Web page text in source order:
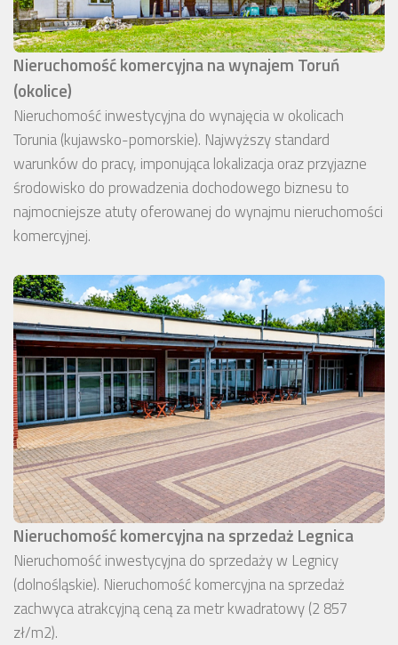
Nieruchomość komercyjna na wynajem Toruń
(okolice)
Nieruchomość inwestycyjna do wynajęcia w okolicach
Torunia (kujawsko-pomorskie). Najwyższy standard
warunków do pracy, imponująca lokalizacja oraz przyjazne
środowisko do prowadzenia dochodowego biznesu to
najmocniejsze atuty oferowanej do wynajmu nieruchomości
komercyjnej.
Nieruchomość komercyjna na sprzedaż Legnica
Nieruchomość inwestycyjna do sprzedaży w Legnicy
(dolnośląskie). Nieruchomość komercyjna na sprzedaż
zachwyca atrakcyjną ceną za metr kwadratowy (2 857
zł/m2).